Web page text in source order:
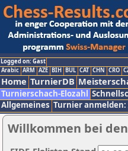
Logged on: Gast
Arabic ARM AZE BIH BUL CAT CHN CRO
Home TurnierDB
Turnierschach-Elozahl
Allgemeines Turnier anmelden:
Willkommen bei